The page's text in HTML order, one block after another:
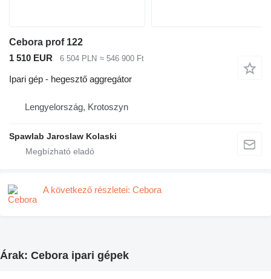
Cebora prof 122
1 510 EUR
6 504 PLN ≈ 546 900 Ft
Ipari gép - hegesztő aggregátor
Lengyelország, Krotoszyn
Spawlab Jaroslaw Kolaski
A következő részletei: Cebora
Árak: Cebora ipari gépek